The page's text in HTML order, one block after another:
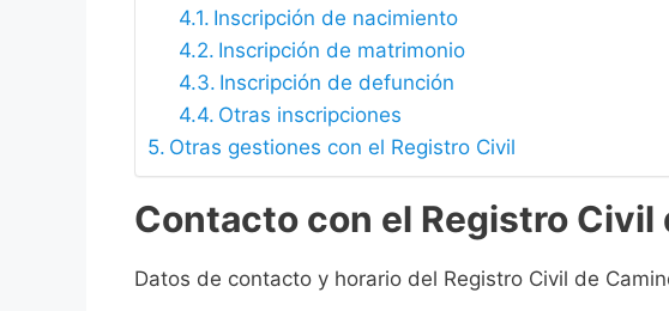
Inscripción de nacimiento
Inscripción de matrimonio
Inscripción de defunción
Otras inscripciones
Otras gestiones con el Registro Civil
Contacto con el Registro Civil
Datos de contacto y horario del Registro Civil de